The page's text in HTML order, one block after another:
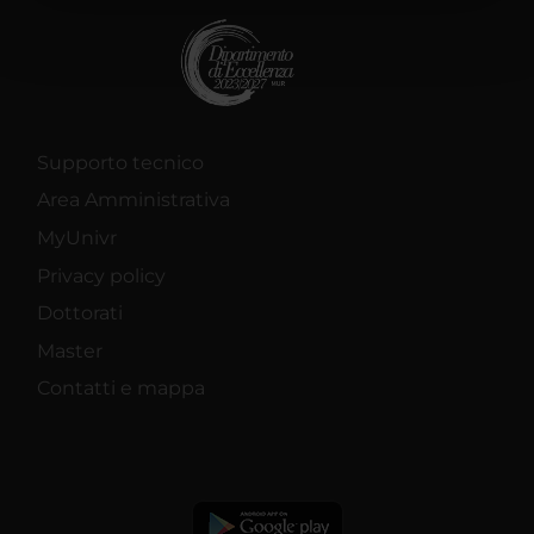
pubblicità e social media, i quali potrebbero combinarle
con altre informazioni che hai fornito loro o che hanno
raccolto dal tuo utilizzo dei loro servizi.
Supporto tecnico
Area Amministrativa
MyUnivr
Privacy policy
Dottorati
Master
Contatti e mappa